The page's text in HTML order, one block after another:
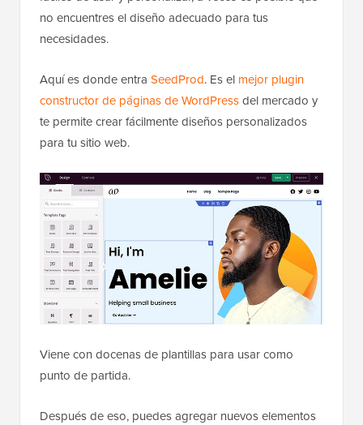
no encuentres el diseño adecuado para tus
necesidades.
Aquí es donde entra SeedProd. Es el mejor plugin
constructor de páginas de WordPressdel mercado y
te permite crear fácilmente diseños personalizados
para tu sitio web.
Viene con docenas de plantillas para usar como
punto de partida.
Después de eso, puedes agregar nuevos elementos